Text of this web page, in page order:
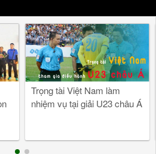
Trọng tài Việt Nam làm
nhiệm vụ tại giải U23 châu Á